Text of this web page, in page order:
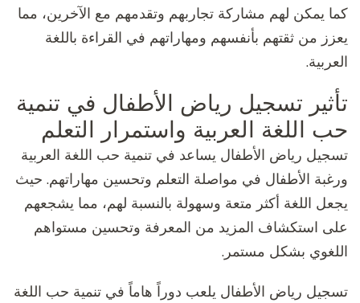
كما يمكن لهم مشاركة تجاربهم وتقدمهم مع الآخرين، مما
يعزز من ثقتهم بأنفسهم ومهاراتهم في القراءة باللغة
العربية.
تأثير تسجيل رياض الأطفال في تنمية
حب اللغة العربية واستمرار التعلم
تسجيل رياض الأطفال يساعد في تنمية حب اللغة العربية
ورغبة الأطفال في مواصلة التعلم وتحسين مهاراتهم. حيث
يجعل اللغة أكثر متعة وسهولة بالنسبة لهم، مما يشجعهم
على استكشاف المزيد من المعرفة وتحسين مستواهم
اللغوي بشكل مستمر.
تسجيل رياض الأطفال يلعب دوراً هاماً في تنمية حب اللغة